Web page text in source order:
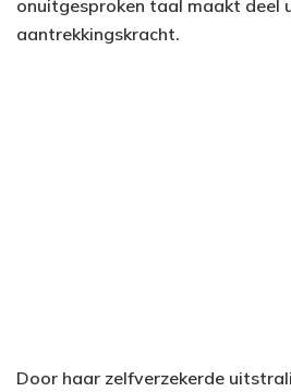
onuitgesproken taal maakt deel
aantrekkingskracht.
Door haar zelfverzekerde